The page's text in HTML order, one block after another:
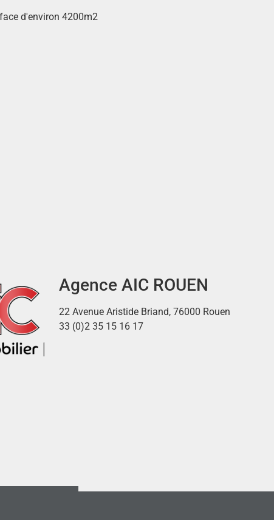
d'environ 4200m2
Agence AIC ROUEN
22 Avenue Aristide Briand, 76000 Rouen
33 (0)2 35 15 16 17